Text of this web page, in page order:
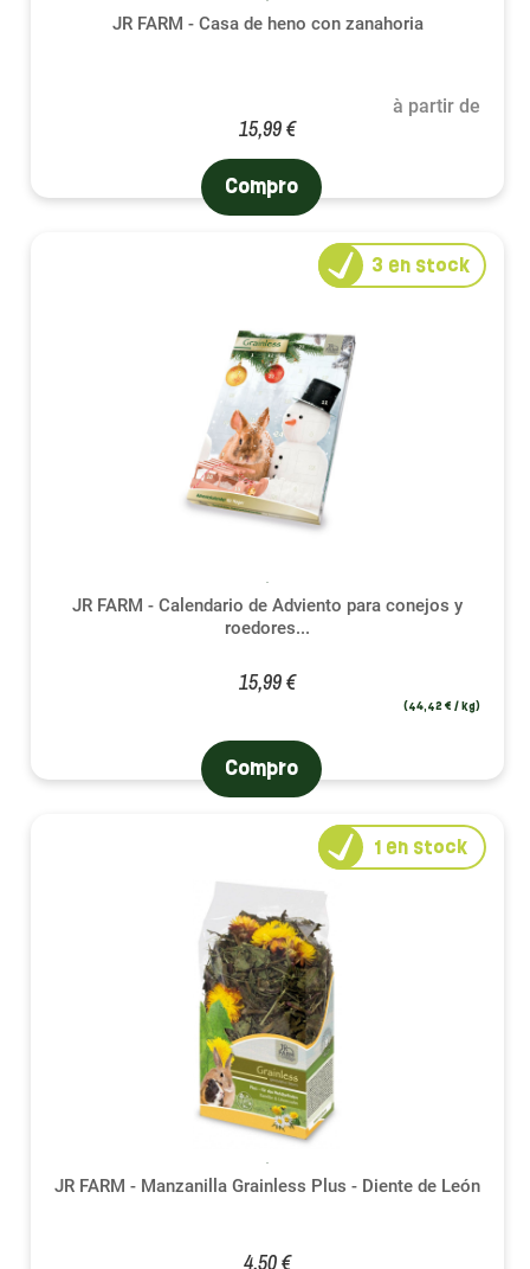
JR FARM - Casa de heno con zanahoria
à partir de
15,99 €
Compro
JR FARM - Calendario de Adviento para conejos y
roedores...
15,99 €
(44,42 € / kg)
3 en stock
Compro
JR FARM - Manzanilla Grainless Plus - Diente de León
4,50 €
1en stock